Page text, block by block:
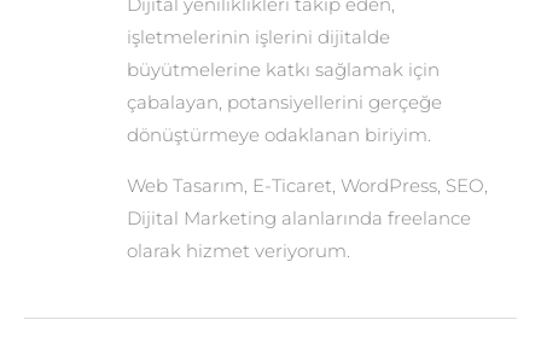
Dijital yeniliklikleri takip eden,
işletmelerinin işlerini dijitalde
büyütmelerine katkı sağlamak için
çabalayan, potansiyellerini gerçeğe
dönüştürmeye odaklanan biriyim.
Web Tasarım, E-Ticaret, WordPress, SEO,
Dijital Marketing alanlarında freelance
olarak hizmet veriyorum.